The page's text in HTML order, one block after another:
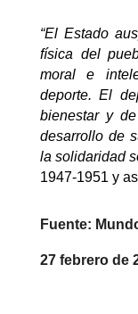
“El Estado
física del
moral e
deporte. El
bienestar y
desarrollo de
la solidaridad
1947-1951 y
Fuente:
27 febrero de